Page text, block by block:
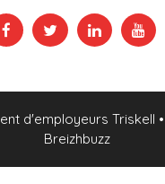
d'employeurs Triskell
Breizhbuzz